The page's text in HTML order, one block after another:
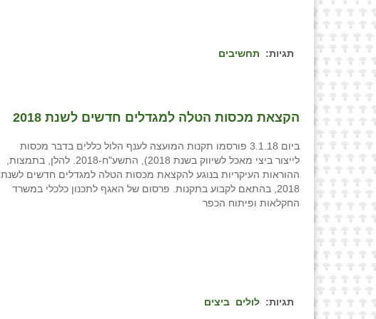
תגיות: תחשיבים
הקצאת מכסות הטלה למגדלים חדשים לשנת 2018
ביום 3.1.18 פורסמו תקנות המועצה לענף הלול כללים בדבר מכסות
לייצור ביצי מאכל לשיווק בשנת 2018), התשע"ח-2018. להלן, בתמצות,
ההוראות העיקריות בנוגע להקצאת מכסות הטלה למגדלים חדשים לשנת
2018, בהתאם לקבוע בתקנות. פרסום של האגף לתכנון כלכלי במשרד
החקלאות ופיתוח הכפר
תגיות: לולים ביצים